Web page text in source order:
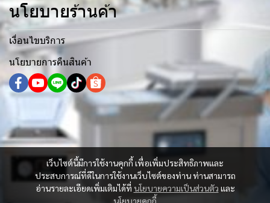
เว็บไซต์นี้มีการใช้งานคุกกี้ เพื่อเพิ่มประสิทธิภาพและ
ประสบการณ์ที่ดีในการใช้งานเว็บไซต์ของท่าน ท่านสามารถ
อ่านรายละเอียดเพิ่มเติมได้ที่ นโยบายความเป็นส่วนตัว และ
นโยบายคุกกี้
นโยบายร้านค้า
เงื่อนไขบริการ
นโยบายการคืนสินค้า